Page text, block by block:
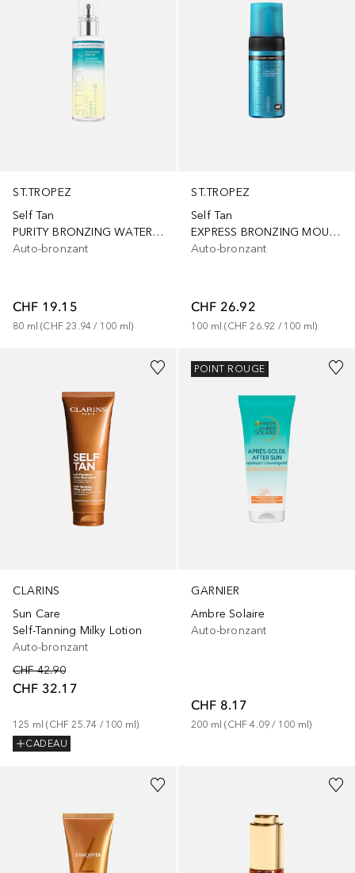
ST.TROPEZ
Self Tan
PURITY BRONZING WATER FACE MIST
Auto-bronzant
CHF 19.15
80 ml (CHF 23.94 / 100 ml)
ST.TROPEZ
Self Tan
EXPRESS BRONZING MOUSSE
Auto-bronzant
CHF 26.92
100 ml (CHF 26.92 / 100 ml)
CLARINS
Sun Care
Self-Tanning Milky Lotion
Auto-bronzant
CHF 42.90
CHF 32.17
125 ml (CHF 25.74 / 100 ml)
CADEAU
GARNIER
Ambre Solaire
Auto-bronzant
CHF 8.17
200 ml (CHF 4.09 / 100 ml)
POINT ROUGE